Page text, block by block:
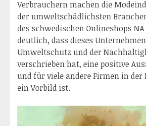
Verbrauchern machen die
der umweltschädlichsten
des schwedischen Onlineshops
deutlich, dass dieses
Umweltschutz und der
verschrieben hat, eine positive
und für viele andere Firmen in der
ein Vorbild ist.